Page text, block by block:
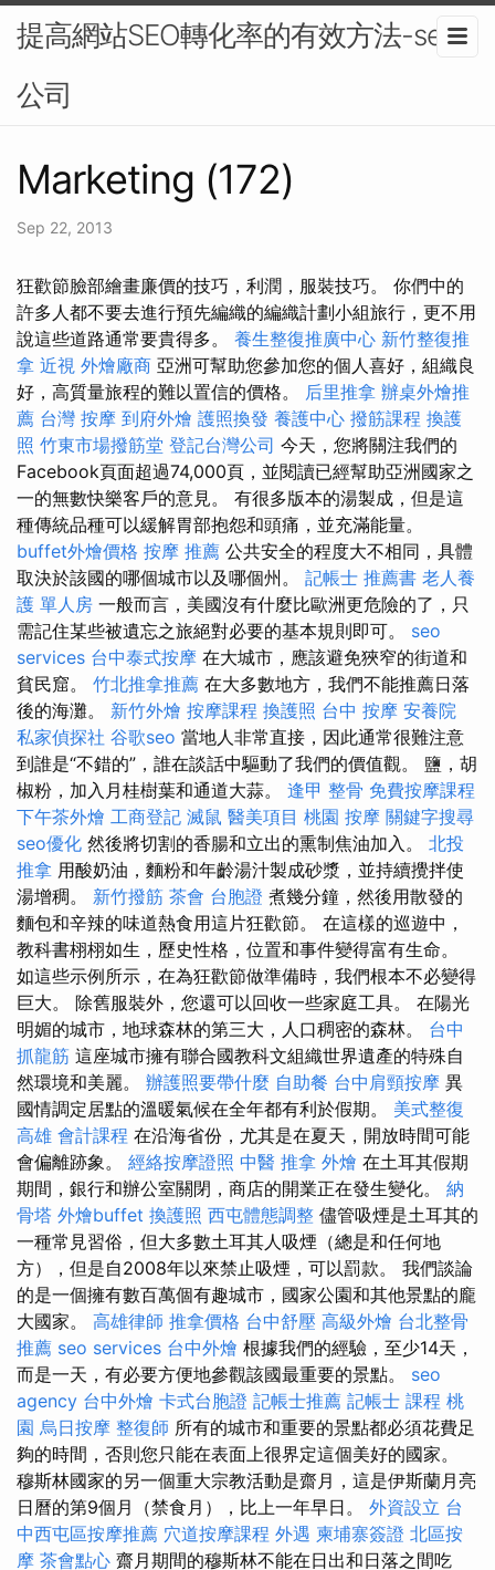
提高網站SEO轉化率的有效方法-seo
公司
Marketing (172)
Sep 22, 2013
狂歡節臉部繪畫廉價的技巧，利潤，服裝技巧。 你們中的
許多人都不要去進行預先編織的編織計劃小組旅行，更不用
說這些道路通常要貴得多。 養生整復推廣中心 新竹整復推
拿 近視 外燴廠商 亞洲可幫助您參加您的個人喜好，組織良
好，高質量旅程的難以置信的價格。 后里推拿 辦桌外燴推
薦 台灣 按摩 到府外燴 護照換發 養護中心 撥筋課程 換護
照 竹東市場撥筋堂 登記台灣公司 今天，您將關注我們的
Facebook頁面超過74,000頁，並閱讀已經幫助亞洲國家之
一的無數快樂客戶的意見。 有很多版本的湯製成，但是這
種傳統品種可以緩解胃部抱怨和頭痛，並充滿能量。
buffet外燴價格 按摩 推薦 公共安全的程度大不相同，具體
取決於該國的哪個城市以及哪個州。 記帳士 推薦書 老人養
護 單人房 一般而言，美國沒有什麼比歐洲更危險的了，只
需記住某些被遺忘之旅絕對必要的基本規則即可。 seo
services 台中泰式按摩 在大城市，應該避免狹窄的街道和
貧民窟。 竹北推拿推薦 在大多數地方，我們不能推薦日落
後的海灘。 新竹外燴 按摩課程 換護照 台中 按摩 安養院
私家偵探社 谷歌seo 當地人非常直接，因此通常很難注意
到誰是“不錯的”，誰在談話中驅動了我們的價值觀。 鹽，胡
椒粉，加入月桂樹葉和通道大蒜。 逢甲 整骨 免費按摩課程
下午茶外燴 工商登記 滅鼠 醫美項目 桃園 按摩 關鍵字搜尋
seo優化 然後將切割的香腸和立出的熏制焦油加入。 北投
推拿 用酸奶油，麵粉和年齡湯汁製成砂漿，並持續攪拌使
湯增稠。 新竹撥筋 茶會 台胞證 煮幾分鐘，然後用散發的
麵包和辛辣的味道熱食用這片狂歡節。 在這樣的巡遊中，
教科書栩栩如生，歷史性格，位置和事件變得富有生命。
如這些示例所示，在為狂歡節做準備時，我們根本不必變得
巨大。 除舊服裝外，您還可以回收一些家庭工具。 在陽光
明媚的城市，地球森林的第三大，人口稠密的森林。 台中
抓龍筋 這座城市擁有聯合國教科文組織世界遺產的特殊自
然環境和美麗。 辦護照要帶什麼 自助餐 台中肩頸按摩 異
國情調定居點的溫暖氣候在全年都有利於假期。 美式整復
高雄 會計課程 在沿海省份，尤其是在夏天，開放時間可能
會偏離跡象。 經絡按摩證照 中醫 推拿 外燴 在土耳其假期
期間，銀行和辦公室關閉，商店的開業正在發生變化。 納
骨塔 外燴buffet 換護照 西屯體態調整 儘管吸煙是土耳其的
一種常見習俗，但大多數土耳其人吸煙（總是和任何地
方），但是自2008年以來禁止吸煙，可以罰款。 我們談論
的是一個擁有數百萬個有趣城市，國家公園和其他景點的龐
大國家。 高雄律師 推拿價格 台中舒壓 高級外燴 台北整骨
推薦 seo services 台中外燴 根據我們的經驗，至少14天，
而是一天，有必要方便地參觀該國最重要的景點。 seo
agency 台中外燴 卡式台胞證 記帳士推薦 記帳士 課程 桃
園 烏日按摩 整復師 所有的城市和重要的景點都必須花費足
夠的時間，否則您只能在表面上很界定這個美好的國家。
穆斯林國家的另一個重大宗教活動是齋月，這是伊斯蘭月亮
日曆的第9個月（禁食月），比上一年早日。 外資設立 台
中西屯區按摩推薦 穴道按摩課程 外遇 柬埔寨簽證 北區按
摩 茶會點心 齋月期間的穆斯林不能在日出和日落之間吃